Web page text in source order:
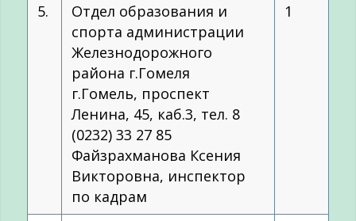
5.
Отдел образования и
спорта администрации
Железнодорожного
района г.Гомеля
г.Гомель, проспект
Ленина, 45, каб.3, тел. 8
(0232) 33 27 85
Файзрахманова Ксения
Викторовна, инспектор
по кадрам
1